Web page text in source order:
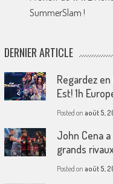
SummerSlam !
DERNIER ARTICLE
Regardez
Est! 1h
Posted on août 5,
John Cena
grands
Posted on août 5,